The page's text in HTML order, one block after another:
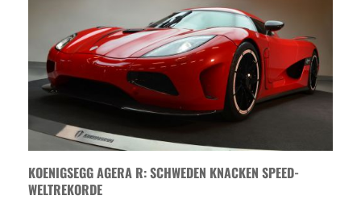
KOENIGSEGG AGERA R: SCHWEDEN KNACKEN SPEED-
WELTREKORDE